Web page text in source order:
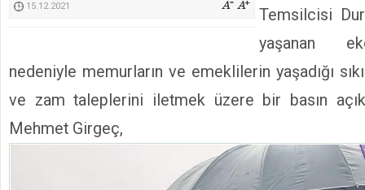
15.12.2021
Temsilcisi
yaşanan
nedeniyle memurların ve emeklilerin yaşadığı
ve zam taleplerini iletmek üzere bir basın
Mehmet Girgeç,